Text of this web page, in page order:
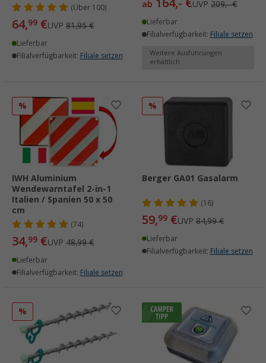
(Über100)
64,99 €UVP 81,95 €
Lieferbar
Filialverfügbarkeit: Filiale setzen
ab 164,- €UVP 209,- €
Lieferbar
Filialverfügbarkeit: Filiale setzen
Weitere Ausführungen
erhältlich
%
IWH Aluminium
Wendewarntafel 2-in-1
Italien / Spanien 50 x 50
cm
(74)
34,99 €UVP 48,99 €
Lieferbar
Filialverfügbarkeit: Filiale setzen
%
Berger GA01 Gasalarm
(16)
59,99 €UVP 84,99 €
Lieferbar
Filialverfügbarkeit: Filiale setzen
%